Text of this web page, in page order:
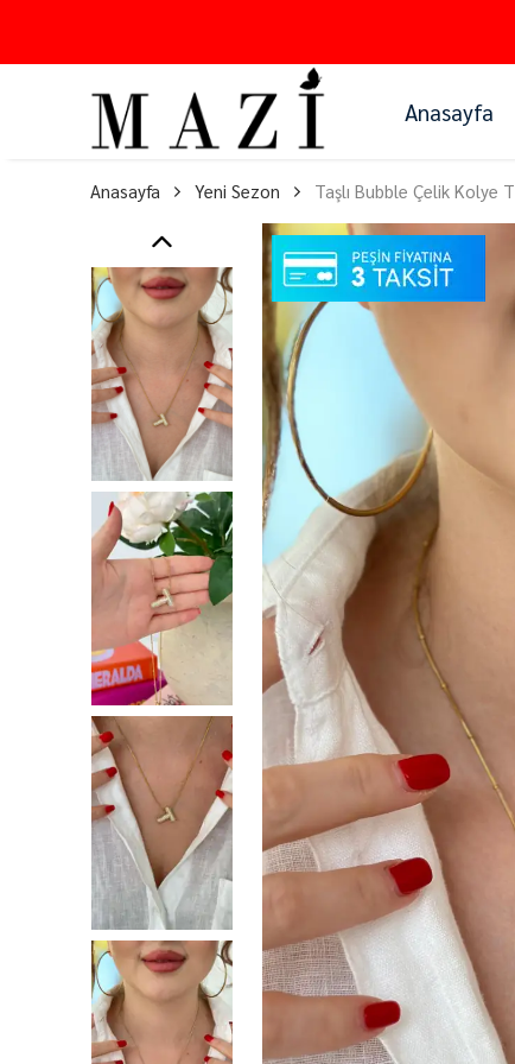
Anasayfa
Anasayfa Yeni Sezon Taşlı Bubble Çelik Kolye T